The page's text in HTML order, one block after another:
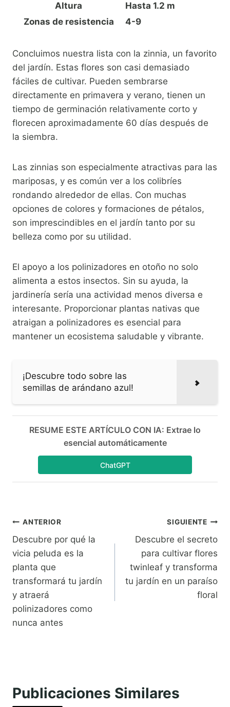
Altura
Hasta 1.2 m
Zonas de resistencia
4-9
Concluimos nuestra lista con la zinnia, un favorito
del jardín. Estas flores son casi demasiado
fáciles de cultivar. Pueden sembrarse
directamente en primavera y verano, tienen un
tiempo de germinación relativamente corto y
florecen aproximadamente 60 días después de
la siembra.
Las zinnias son especialmente atractivas para las
mariposas, y es común ver a los colibríes
rondando alrededor de ellas. Con muchas
opciones de colores y formaciones de pétalos,
son imprescindibles en el jardín tanto por su
belleza como por su utilidad.
El apoyo a los polinizadores en otoño no solo
alimenta a estos insectos. Sin su ayuda, la
jardinería sería una actividad menos diversa e
interesante. Proporcionar plantas nativas que
atraigan a polinizadores es esencial para
mantener un ecosistema saludable y vibrante.
¡Descubre todo sobre las
semillas de arándano azul!
RESUME ESTE ARTÍCULO CON IA: Extrae lo
esencial automáticamente
ChatGPT
Navegación
de
entradas
ANTERIOR
Descubre por qué la
vicia peluda es la
planta que
transformará tu jardín
y atraerá
polinizadores como
nunca antes
SIGUIENTE
Descubre el secreto
para cultivar flores
twinleaf y transforma
tu jardín en un paraíso
floral
Publicaciones Similares